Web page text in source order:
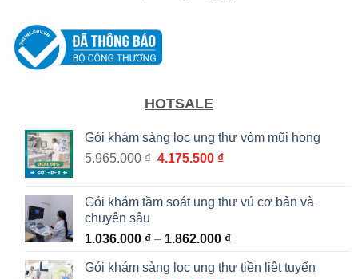
HOTSALE
Gói khám sàng lọc ung thư vòm mũi họng
5.965.000₫ Giá
5.965.000 ₫.
4.175.500 ₫Giá
là:
Gói khám tầm soát ung thư vú cơ bản và
chuyên sâu
1.036.000 ₫ – 1.862.000 ₫Khoảng
từ
Gói khám sàng lọc ung thư tiền liệt tuyến